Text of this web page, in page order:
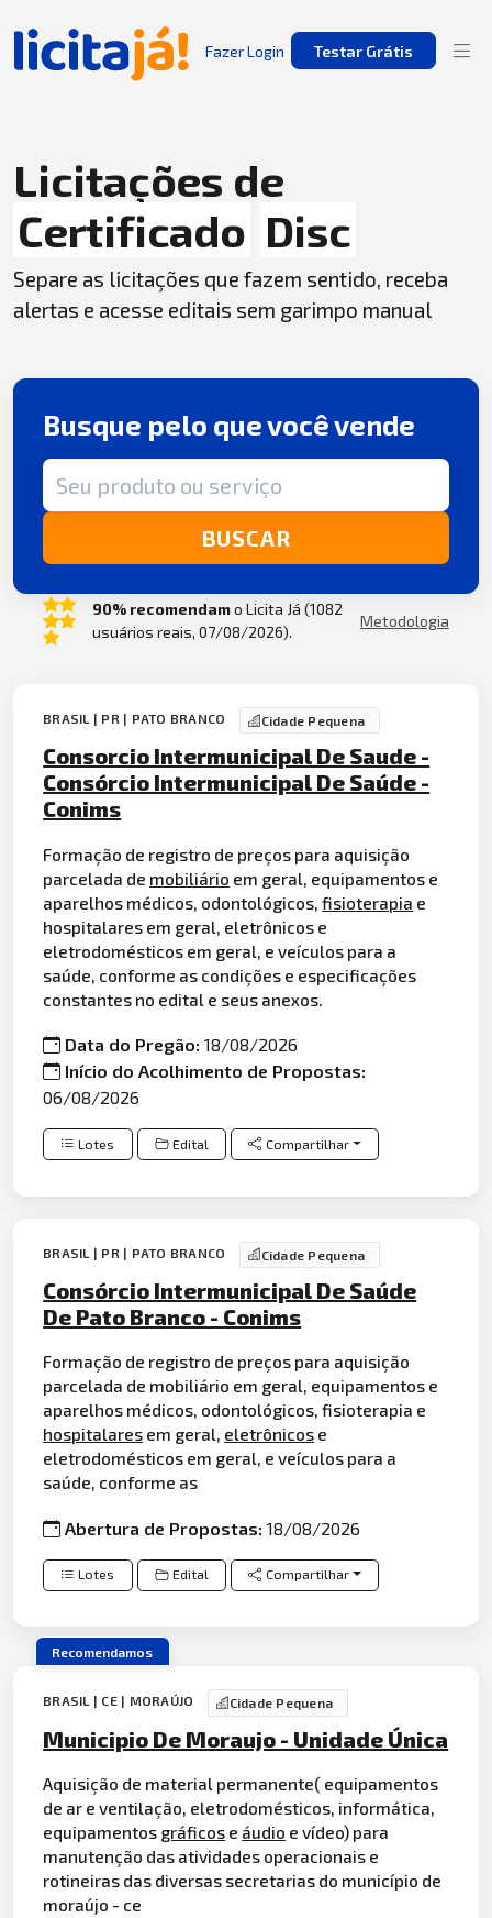
Fazer Login Testar Grátis
Licitações de
Certificado Disc
Separe as licitações que fazem sentido, receba
alertas e acesse editais sem garimpo manual
Busque pelo que você vende
Termo de busca
BUSCAR
90% recomendamo Licita Já (1082
usuários reais, 07/08/2026).
Metodologia
BRASIL | PR | PATO BRANCO Cidade Pequena
Consorcio Intermunicipal De Saude -
Consórcio Intermunicipal De Saúde -
Conims
Formação de registro de preços para aquisição
parcelada de mobiliário em geral, equipamentos e
aparelhos médicos, odontológicos,fisioterapia e
hospitalares em geral, eletrônicos e
eletrodomésticos em geral, e veículos para a
saúde, conforme as condições e especificações
constantes no edital e seus anexos.
Data do Pregão:18/08/2026
Início do Acolhimento de Propostas:
06/08/2026
Lotes Edital Compartilhar
BRASIL | PR | PATO BRANCO Cidade Pequena
Consórcio Intermunicipal De Saúde
De Pato Branco - Conims
Formação de registro de preços para aquisição
parcelada de mobiliário em geral, equipamentos e
aparelhos médicos, odontológicos, fisioterapia e
hospitalares em geral, eletrônicos e
eletrodomésticos em geral, e veículos para a
saúde, conforme as
Abertura de Propostas:18/08/2026
Lotes Edital Compartilhar
Recomendamos
BRASIL | CE | MORAÚJO Cidade Pequena
Municipio De Moraujo - Unidade Única
Aquisição de material permanente( equipamentos
de ar e ventilação, eletrodomésticos, informática,
equipamentos gráficos e áudio e vídeo) para
manutenção das atividades operacionais e
rotineiras das diversas secretarias do município de
moraújo - ce